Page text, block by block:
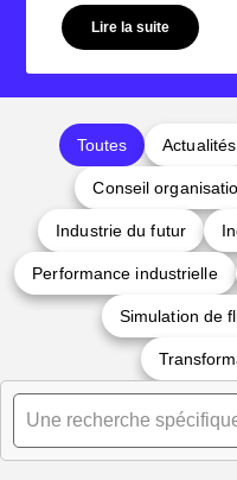
Lire la suite
Actualités
Conseil
Industrie du futur
Performance industrielle
Simulation de
Toutes